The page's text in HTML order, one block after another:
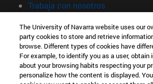
Trabaja con nosotros(abre en
Información
TFNO +34 948 42 56 00
¿QUÉ GRADO TE INTERESA?
¿QUÉ MÁSTER TE INTERESA?
© Universidad de Navarra
The University of Navarra website uses our
party cookies to store and retrieve
browse. Different types of cookies have
For example, to identify you as a user, obtain
about your browsing habits respecting your
personalize how the content is displayed.